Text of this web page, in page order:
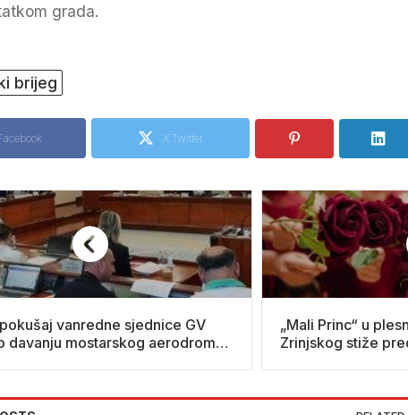
grada.
brijeg
X Twitter
vanredne sjednice GV
davanju mostarskog aerodroma
„Mali Princ“ u
Zrinjskog stiže